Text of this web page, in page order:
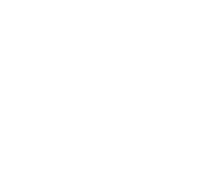
Os novos
mundo. Ele fornece
insights e